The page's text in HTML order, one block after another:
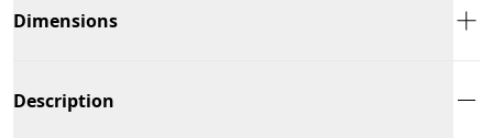
Dimensions
Description